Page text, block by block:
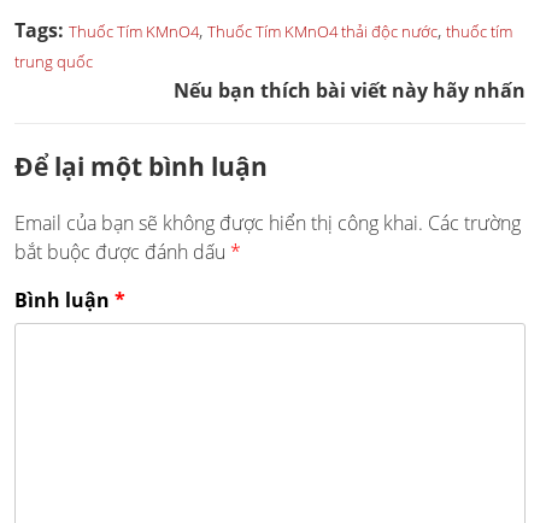
Tags: Thuốc Tím KMnO4, Thuốc Tím KMnO4 thải độc nước, thuốc tím
trung quốc
Nếu bạn thích bài viết này hãy nhấn
Để lại một bình luận
Email của bạn sẽ không được hiển thị công khai. Các trường
bắt buộc được đánh dấu *
Bình luận *